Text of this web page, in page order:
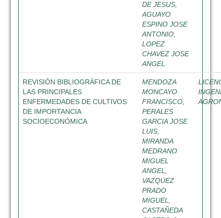
DE JESUS,
AGUAYO
ESPINO JOSE
ANTONIO,
LOPEZ
CHAVEZ JOSE
ANGEL
REVISIÓN BIBLIOGRÁFICA DE
LAS PRINCIPALES
ENFERMEDADES DE CULTIVOS
DE IMPORTANCIA
SOCIOECONÓMICA
MENDOZA
MONCAYO
FRANCISCO,
PERALES
GARCIA JOSE
LUIS,
MIRANDA
MEDRANO
MIGUEL
ANGEL,
VAZQUEZ
PRADO
MIGUEL,
CASTAÑEDA